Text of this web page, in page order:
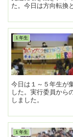
た。今日は方向転換
１年生
今日は１～５年生が
した。実行委員から
しました。
１年生